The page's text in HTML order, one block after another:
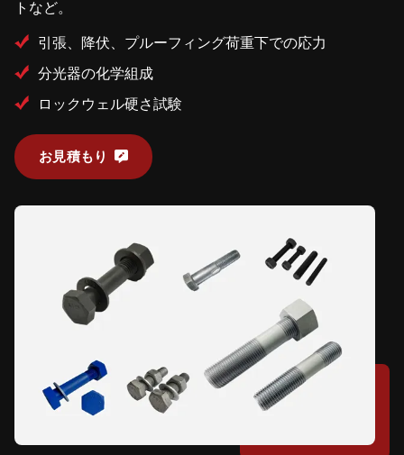
トなど。
引張、降伏、プルーフィング荷重下での応力
分光器の化学組成
ロックウェル硬さ試験
お見積もり